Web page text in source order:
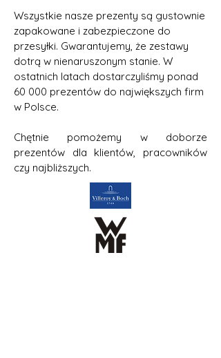
Wszystkie nasze prezenty są gustownie
zapakowane i zabezpieczone do
przesyłki. Gwarantujemy, że zestawy
dotrą w nienaruszonym stanie. W
ostatnich latach dostarczyliśmy ponad
60 000 prezentów do największych firm
w Polsce.
Chętnie pomożemy w doborze
prezentów dla klientów, pracowników
czy najbliższych.